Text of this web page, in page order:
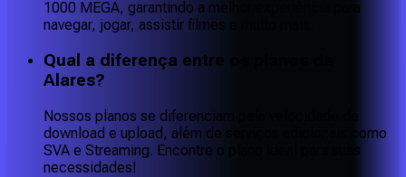
1000 MEGA, garantindo a melhor experiência para
navegar, jogar, assistir filmes e muito mais.
Qual a diferença entre os planos da
Alares?
Nossos planos se diferenciam pela velocidade de
download e upload, além de serviços adicionais como
SVA e Streaming. Encontre o plano ideal para suas
necessidades!